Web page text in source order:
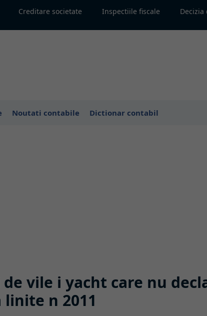
Creditare societate Inspectiile fiscale
Noutati contabile Dictionar contabil
vile i yacht care nu
n 2011